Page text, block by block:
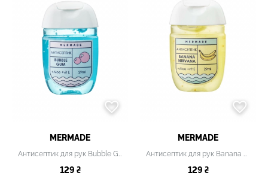
MERMADE
129 ₴
MERMADE
129 ₴